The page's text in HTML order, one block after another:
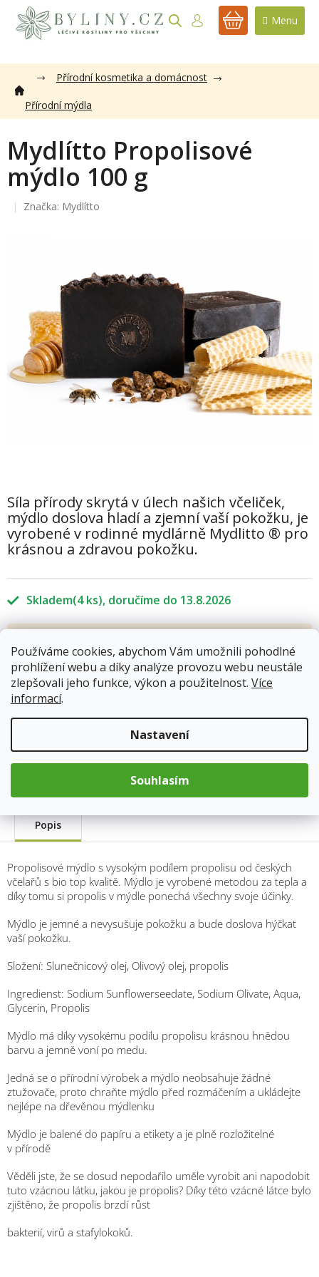
Používáme cookies, abychom Vám umožnili pohodlné
prohlížení webu a díky analýze provozu webu neustále
zlepšovali jeho funkce, výkon a použitelnost. Více
informací.
Nastavení
Souhlasím
obsah
NÁKUPNÍ
Přírodní kosmetika a domácnost
Přírodní mýdla
Mydlítto Propolisové
mýdlo 100 g
Značka: Mydlítto
Skladem(4 ks) 13.8.2026
Síla přírody skrytá v úlech našich včeliček,
mýdlo doslova hladí a zjemní vaší pokožku, je
vyrobené v rodinné mydlárně Mydlitto ® pro
krásnou a zdravou pokožku.
Kategorie:
Přírodní mýdla
Hmotnost: 0.1 kg
145 Kč
Měrná
cena:
Přidat do košíku
Popis
Propolisové mýdlo s vysokým podílem propolisu od českých
včelařů s bio top kvalitě. Mýdlo je vyrobené metodou za tepla a
díky tomu si propolis v mýdle ponechá všechny svoje účinky.
Mýdlo je jemné a nevysušuje pokožku a bude doslova hýčkat
vaší pokožku.
Složení: Slunečnicový olej, Olivový olej, propolis
Ingredienst: Sodium Sunflowerseedate, Sodium Olivate, Aqua,
Glycerin, Propolis
Mýdlo má díky vysokému podílu propolisu krásnou hnědou
barvu a jemně voní po medu.
Jedná se o přírodní výrobek a mýdlo neobsahuje žádné
ztužovače, proto chraňte mýdlo před rozmáčením a ukládejte
nejlépe na dřevěnou mýdlenku
Mýdlo je balené do papíru a etikety a je plně rozložitelné
v přírodě
Věděli jste, že se dosud nepodařilo uměle vyrobit ani napodobit
tuto vzácnou látku, jakou je propolis? Díky této vzácné látce bylo
zjištěno, že propolis brzdí růst
bakterií, virů a stafylokoků.